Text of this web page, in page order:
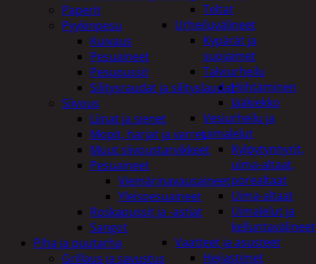
Teltat
Urheiluvälineet
Kypärät ja
suojaimet
Talviurheilu
Hiihtäminen
Jääkiekko
Vesiurheilu ja
uimalelut
Kylpytynnyrit,
uima-altaat,
porealtaat
Uima-altaat
Uimalelut ja
kelluntavälineet
Vaatteet ja asusteet
Heijastimet
Paperit
Pyykinpesu
Kuivaus
Pesuaineet
Pesupussit
Silitysraudat ja silityslaudat
Siivous
Liinat ja sienet
Mopit, harjat ja varret
Muut siivoustarvikkeet
Pesuaineet
Viemärinavausaineet
Yleispesuaineet
Roskapussit ja -astiat
Sangot
Piha ja puutarha
Grillaus ja savustus